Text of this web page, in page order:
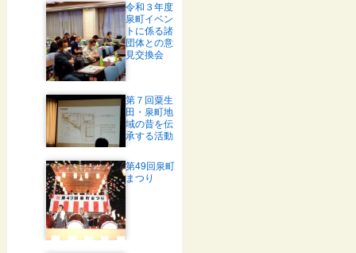
令和３年度
泉町イベン
トに係る諸
団体との意
見交換会
第７回粟生
田・泉町地
域の昔を伝
承する活動
第49回泉町
まつり